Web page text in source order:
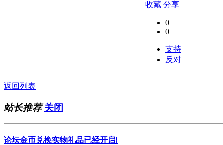
收藏 分享
0
0
支持
反对
返回列表
站长推荐 关闭
论坛金币兑换实物礼品已经开启!